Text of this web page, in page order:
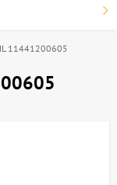
11441200605